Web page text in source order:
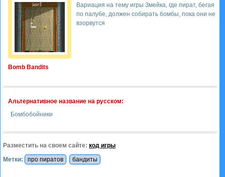
Bomb Bandits
Вариация на тему игры Змейка, где пират, бегая
по палубе, должен собирать бомбы, пока они не
взорвутся
Альтернативное название на русском:
Бомбобойники
Разместить на своем сайте: код игры
Метки:
про пиратов бандиты